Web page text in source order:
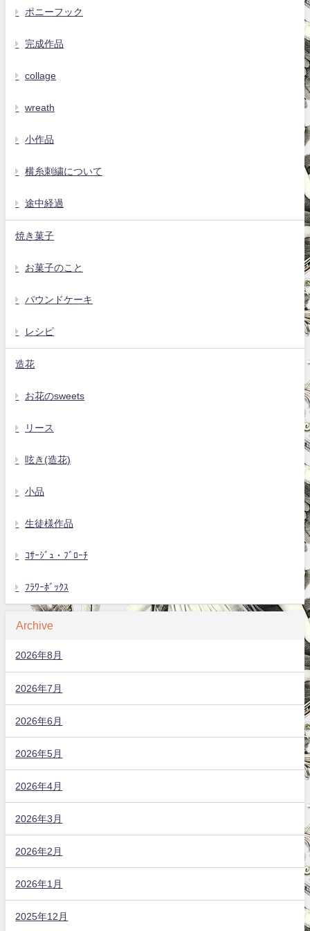
ポニーフック
完成作品
collage
wreath
小作品
横糸刺繍について
途中経過
焼き菓子
お菓子のこと
パウンドケーキ
レシピ
造花
お花のsweets
リース
呟き(造花)
小品
生徒様作品
ｺｻｰｼﾞｭ・ﾌﾞﾛｰﾁ
ﾌﾗﾜｰﾎﾞｯｸｽ
Archive
2026年8月
2026年7月
2026年6月
2026年5月
2026年4月
2026年3月
2026年2月
2026年1月
2025年12月